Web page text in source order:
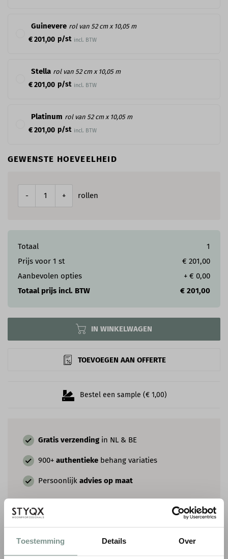
Toestemming Details Over
Gratis verzending in NL & BE
900+ authentieke behang variaties
Persoonlijk advies op maat
COMBINEER MET VERF & SIERLIJSTEN
Guinevere rol van 52 cm x 10,05 m
€ 201,00 p/st incl. BTW
Stella rol van 52 cm x 10,05 m
€ 201,00 p/st incl. BTW
Platinum rol van 52 cm x 10,05 m
€ 201,00 p/st incl. BTW
GEWENSTE HOEVEELHEID
- + rollen
Totaal
1
Prijs voor 1 st
€ 201,00
Aanbevolen opties
+ € 0,00
Totaal prijs incl. BTW
€ 201,00
Bestel een sample (€ 1,00)
IN WINKELWAGEN
TOEVOEGEN AAN OFFERTE